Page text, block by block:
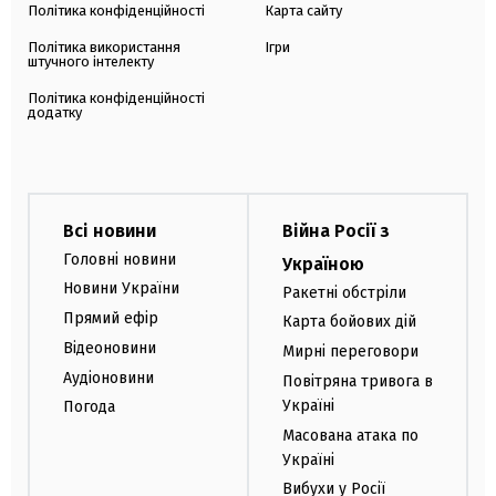
Політика конфіденційності
Політика використання
штучного інтелекту
Політика конфіденційності
додатку
Карта сайту
Ігри
Всі новини
Головні новини
Новини України
Прямий ефір
Відеоновини
Аудіоновини
Погода
Війна Росії з
Україною
Ракетні обстріли
Карта бойових дій
Мирні переговори
Повітряна тривога в
Україні
Масована атака по
Україні
Вибухи у Росії